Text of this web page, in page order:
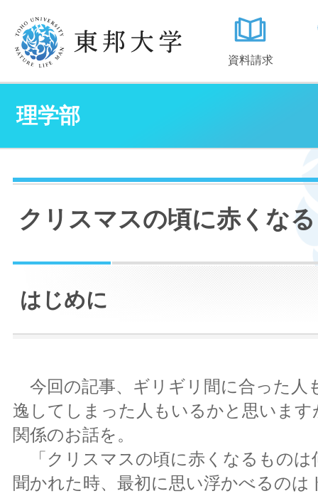
資料請求
理学部
クリスマスの頃に赤くな
はじめに
今回の記事、ギリギリ間に合った人
逸してしまった人もいるかと思いま
関係のお話を。
「クリスマスの頃に赤くなるものは
聞かれた時、最初に思い浮かべるのは